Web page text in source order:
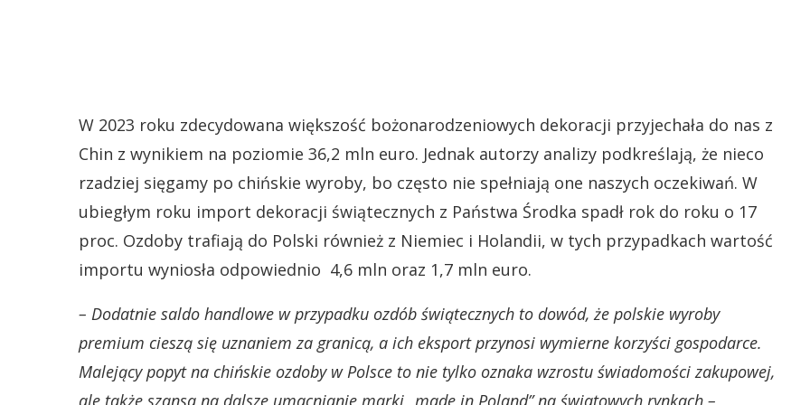
W 2023 roku zdecydowana większość bożonarodzeniowych dekoracji przyjechała do nas z
Chin z wynikiem na poziomie 36,2 mln euro. Jednak autorzy analizy podkreślają, że nieco
rzadziej sięgamy po chińskie wyroby, bo często nie spełniają one naszych oczekiwań. W
ubiegłym roku import dekoracji świątecznych z Państwa Środka spadł rok do roku o 17
proc. Ozdoby trafiają do Polski również z Niemiec i Holandii, w tych przypadkach wartość
importu wyniosła odpowiednio 4,6 mln oraz 1,7 mln euro.
– Dodatnie saldo handlowe w przypadku ozdób świątecznych to dowód, że polskie wyroby
premium cieszą się uznaniem za granicą, a ich eksport przynosi wymierne korzyści gospodarce.
Malejący popyt na chińskie ozdoby w Polsce to nie tylko oznaka wzrostu świadomości zakupowej,
ale także szansa na dalsze umacnianie marki „made in Poland” na światowych rynkach –